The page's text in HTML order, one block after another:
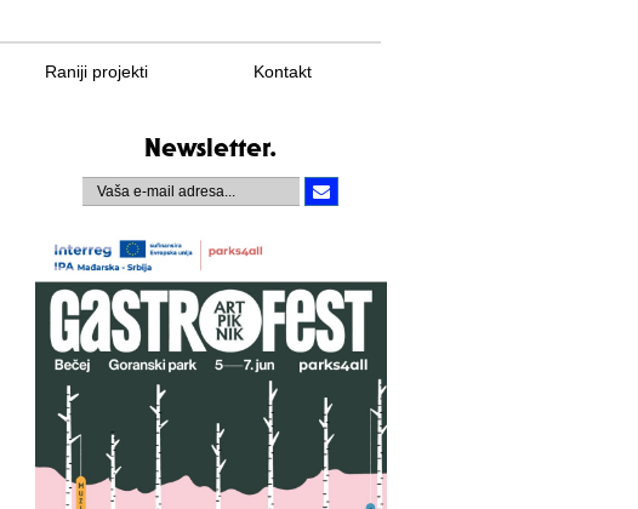
Raniji projekti Kontakt
Newsletter.